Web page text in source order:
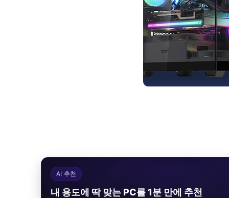
AI 추천
내 용도에 딱 맞는 PC를 1분 만에 추천